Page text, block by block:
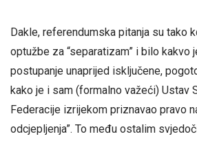
Dakle, referendumska pitanja su tako
optužbe za “separatizam” i bilo kakvo
postupanje unaprijed isključene,
kako je i sam (formalno važeći) Ustav
Federacije izrijekom priznavao pravo
odcjepljenja”. To među ostalim